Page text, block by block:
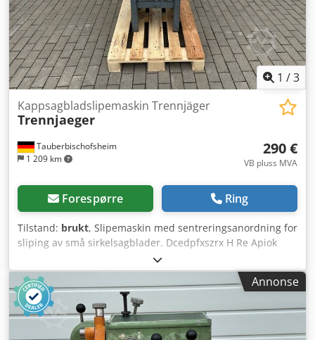
1 /3
Tauberbischofsheim
1 209 km
Kappsagbladslipemaskin Trennjäger
Trennjaeger
290 €
VB pluss MVA
Forespørre Ring
Tilstand: brukt, Slipemaskin med sentreringsanordning for
sliping av små sirkelsagblader. Dcedpfxszrx H Re Apiok
Tekniske data: - Sagbladets diameter: maks. ca. 300 mm
Annonse